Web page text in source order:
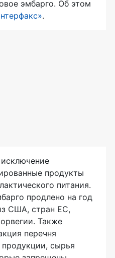
эмбарго. Об этом
.
продукты
питания.
продлено на год
США, стран ЕС,
Также
перечня
продукции, сырья